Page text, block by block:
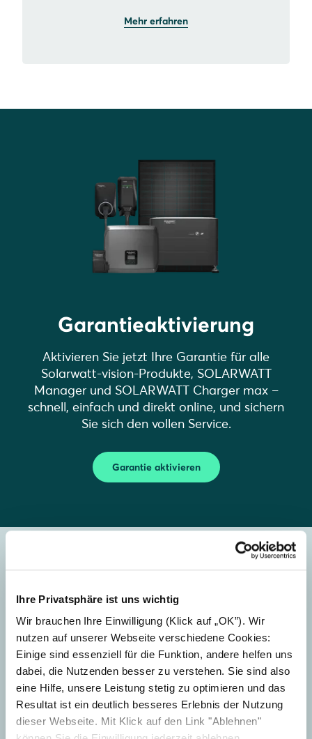
Ihre Privatsphäre ist uns wichtig
Wir brauchen Ihre Einwilligung (Klick auf „OK”). Wir
nutzen auf unserer Webseite verschiedene Cookies:
Einige sind essenziell für die Funktion, andere helfen uns
dabei, die Nutzenden besser zu verstehen. Sie sind also
eine Hilfe, unsere Leistung stetig zu optimieren und das
Resultat ist ein deutlich besseres Erlebnis der Nutzung
dieser Webseite. Mit Klick auf den Link "Ablehnen"
Mehr erfahren
Garantieaktivierung
Aktivieren Sie jetzt Ihre Garantie für alle
Solarwatt-vision-Produkte, SOLARWATT
Manager und SOLARWATT Charger max –
schnell, einfach und direkt online, und sichern
Sie sich den vollen Service.
Garantie aktivieren
Wählen Sie die passende Option, um direkt zu
dem Supportbereich zu gelangen, der für Ihre
Anfrage zuständig ist.